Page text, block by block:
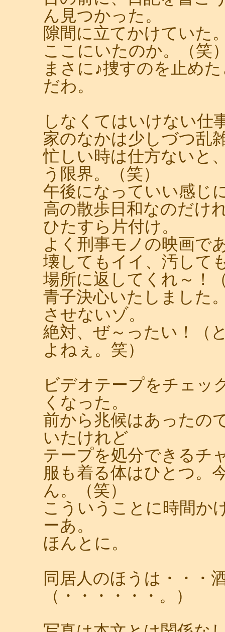
ん見つかった。
隙間に立てかけていた
ここにいたのか。（笑
まさに♪捜すのを止め
だわ。
しなくてはいけない仕
家のなかは少しづつ乱
忙しい時は仕方ないと
う限界。（笑）
午後になっていい感じ
高の散歩日和なのだけ
ひたすら片付け。
よく刑事モノの映画で
壊してもイイ、汚して
場所に返してくれ～！
青子決心いたしました
させないゾ。
絶対、ぜ～ったい！（
よねぇ。笑）
ビデオテープをチェッ
くなった。
前から兆候はあったの
いたけれど
テープを処分できるチ
服も着る体はひとつ。
ん。（笑）
こういうことに時間か
ーあ。
ほんとに。
同居人のほうは・・・
（・・・・・・。）